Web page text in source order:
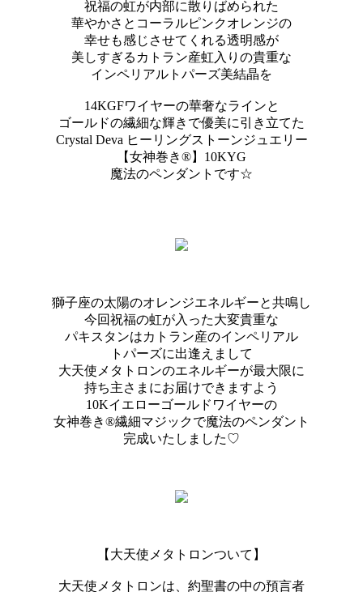
祝福の虹が内部に散りばめられた
華やかさとコーラルピンクオレンジの
幸せも感じさせてくれる透明感が
美しすぎるカトラン産虹入りの貴重な
インペリアルトパーズ美結晶を
14KGFワイヤーの華奢なラインと
ゴールドの繊細な輝きで優美に引き立てた
Crystal Deva ヒーリングストーンジュエリー
【女神巻き®】10KYG
魔法のペンダントです☆
獅子座の太陽のオレンジエネルギーと共鳴し
今回祝福の虹が入った大変貴重な
パキスタンはカトラン産のインペリアル
トパーズに出逢えまして
大天使メタトロンのエネルギーが最大限に
持ち主さまにお届けできますよう
10Kイエローゴールドワイヤーの
女神巻き®︎繊細マジックで魔法のペンダント
完成いたしました♡
【大天使メタトロンついて】
大天使メタトロンは、約聖書の中の預言者